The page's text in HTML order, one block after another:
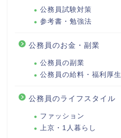
公務員試験対策
参考書・勉強法
公務員のお金・副業
公務員の副業
公務員の給料・福利厚生
公務員のライフスタイル
ファッション
上京・1人暮らし